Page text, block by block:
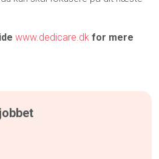
www.dedicare.dk for mere